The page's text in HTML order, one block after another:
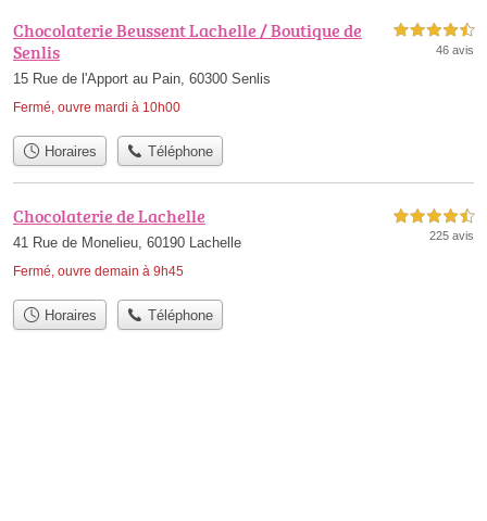
Chocolaterie Beussent Lachelle / Boutique de
Senlis
15 Rue de l'Apport au Pain, 60300 Senlis
Fermé, ouvre mardi à 10h00
4,5 étoiles sur 5
46 avis
Horaires Téléphone
Chocolaterie de Lachelle
41 Rue de Monelieu, 60190 Lachelle
Fermé, ouvre demain à 9h45
4,5 étoiles sur 5
225 avis
Horaires Téléphone